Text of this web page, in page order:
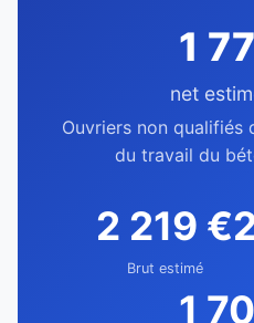
1
net
Ouvriers non qualifiés
du travail du
2 219 €
Brut estimé
1